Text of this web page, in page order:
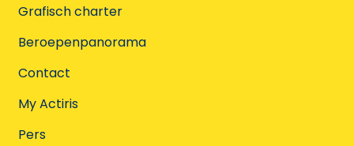
Grafisch charter
Beroepenpanorama
Contact
My Actiris
Pers